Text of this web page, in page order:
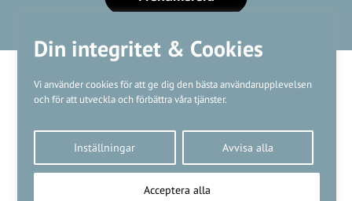
Din integritet & Cookies
Vi använder cookies för att ge dig den bästa användarupplevelsen
och för att utveckla och förbättra våra tjänster.
Inställningar Avvisa alla
Acceptera alla
Kundtjänst